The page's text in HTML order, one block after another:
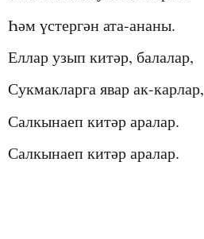
Һәм үстергән ата-ананы.
Еллар узып китәр, балалар,
Сукмакларга явар ак-карлар,
Салкынаеп китәр аралар.
Салкынаеп китәр аралар.